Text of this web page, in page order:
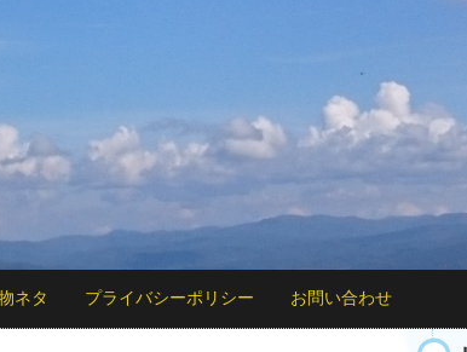
ネタ プライバシーポリシー お問い合わせ